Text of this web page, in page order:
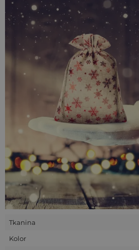
oddawania wilgoci do otoczenia,
nie stanowią dla niej problemu.
worki jutowe w naszej ofercie dają
ponieważ wiele modeli jest specjalnie
różnych kolorów. Tak bogaty wybór
satysfakcji i sprawia, że każdy znajdzie
Tkanina
Kolor